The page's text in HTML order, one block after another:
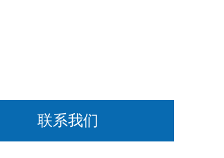
联系我们